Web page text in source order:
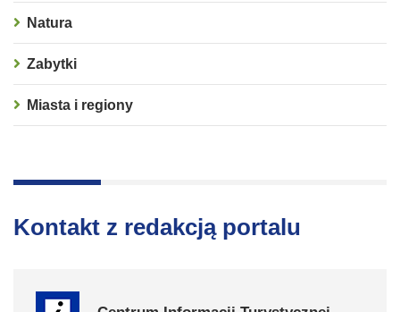
Natura
Zabytki
Miasta i regiony
Kontakt z redakcją portalu